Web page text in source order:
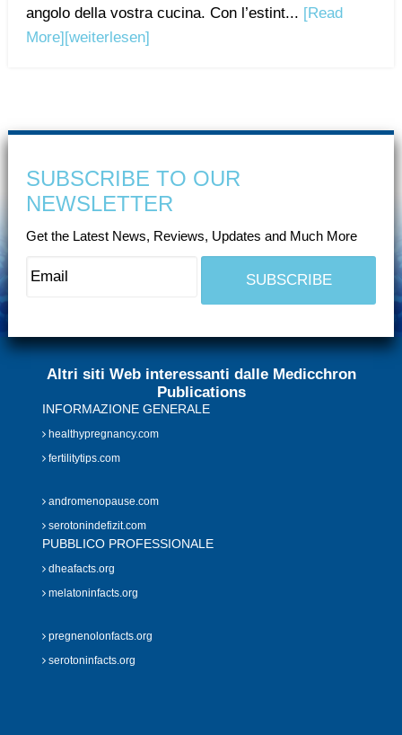
angolo della vostra cucina. Con l’estint... [Read
More][weiterlesen]
SUBSCRIBE TO OUR
NEWSLETTER
Get the Latest News, Reviews, Updates and Much More
Altri siti Web interessanti dalle Medicchron
Publications
INFORMAZIONE GENERALE
healthypregnancy.com
fertilitytips.com
andromenopause.com
serotonindefizit.com
PUBBLICO PROFESSIONALE
dheafacts.org
melatoninfacts.org
pregnenolonfacts.org
serotoninfacts.org